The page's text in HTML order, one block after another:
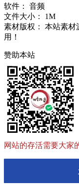
软件：
音频
文件大小：
1M
素材版权：
本站素材
用！
赞助本站
网站的存活需要大家